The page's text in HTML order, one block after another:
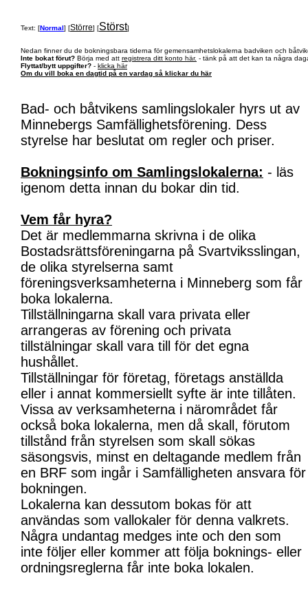
Text: [Normal] [Större] [Störst]
Nedan finner du de bokningsbara tiderna för gemensamhetslokalerna badviken och
Inte bokat förut? Börja med att registrera ditt konto här. - tänk på att det kan ta några
Flyttat/bytt uppgifter? - klicka här
Om du vill boka en dagtid på en vardag så klickar du här
Bad- och båtvikens samlingslokaler hyrs ut av
Minnebergs Samfällighetsförening. Dess
styrelse har beslutat om regler och priser.
Bokningsinfo om Samlingslokalerna: - läs
igenom detta innan du bokar din tid.
Vem får hyra?
Det är medlemmarna skrivna i de olika
Bostadsrättsföreningarna på Svartviksslingan,
de olika styrelserna samt
föreningsverksamheterna i Minneberg som får
boka lokalerna.
Tillställningarna skall vara privata eller
arrangeras av förening och privata
tillstälningar skall vara till för det egna
hushållet.
Tillställningar för företag, företags anställda
eller i annat kommersiellt syfte är inte tillåten.
Vissa av verksamheterna i närområdet får
också boka lokalerna, men då skall, förutom
tillstånd från styrelsen som skall sökas
säsongsvis, minst en deltagande medlem från
en BRF som ingår i Samfälligheten ansvara för
bokningen.
Lokalerna kan dessutom bokas för att
användas som vallokaler för denna valkrets.
Några undantag medges inte och den som
inte följer eller kommer att följa boknings- eller
ordningsreglerna får inte boka lokalen.